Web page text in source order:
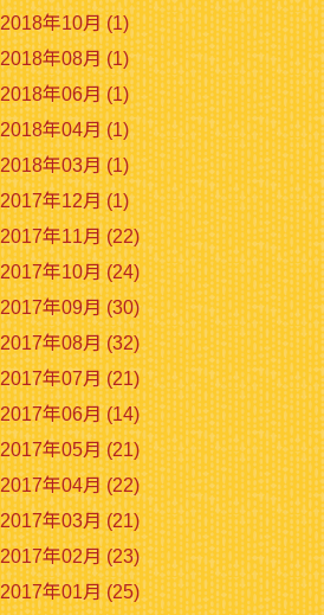
2018年10月 (1)
2018年08月 (1)
2018年06月 (1)
2018年04月 (1)
2018年03月 (1)
2017年12月 (1)
2017年11月 (22)
2017年10月 (24)
2017年09月 (30)
2017年08月 (32)
2017年07月 (21)
2017年06月 (14)
2017年05月 (21)
2017年04月 (22)
2017年03月 (21)
2017年02月 (23)
2017年01月 (25)